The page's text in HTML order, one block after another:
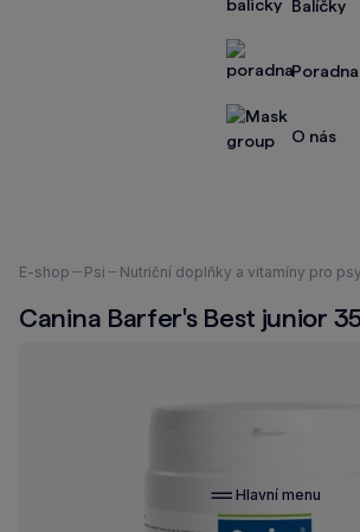
Balíčky
Poradna
O nás
Hlavní menu
Nacházíte
zde:
E-shop Psi Nutriční doplňky a vitamíny pro psy
Canina Barfer's Best junior